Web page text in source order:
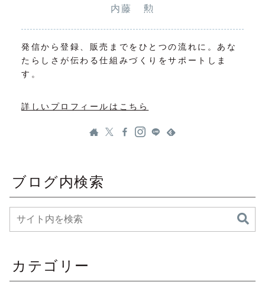
内藤 勲
発信から登録、販売までをひとつの流れに。あな
たらしさが伝わる仕組みづくりをサポートしま
す。
詳しいプロフィールはこちら
ブログ内検索
カテゴリー